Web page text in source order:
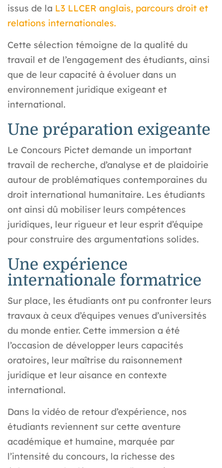
issus de la L3 LLCER anglais, parcours droit et
relations internationales.
Cette sélection témoigne de la qualité du
travail et de l’engagement des étudiants, ainsi
que de leur capacité à évoluer dans un
environnement juridique exigeant et
international.
Une préparation exigeante
Le Concours Pictet demande un important
travail de recherche, d’analyse et de plaidoirie
autour de problématiques contemporaines du
droit international humanitaire. Les étudiants
ont ainsi dû mobiliser leurs compétences
juridiques, leur rigueur et leur esprit d’équipe
pour construire des argumentations solides.
Une expérience
internationale formatrice
Sur place, les étudiants ont pu confronter leurs
travaux à ceux d’équipes venues d’universités
du monde entier. Cette immersion a été
l’occasion de développer leurs capacités
oratoires, leur maîtrise du raisonnement
juridique et leur aisance en contexte
international.
Dans la vidéo de retour d’expérience, nos
étudiants reviennent sur cette aventure
académique et humaine, marquée par
l’intensité du concours, la richesse des